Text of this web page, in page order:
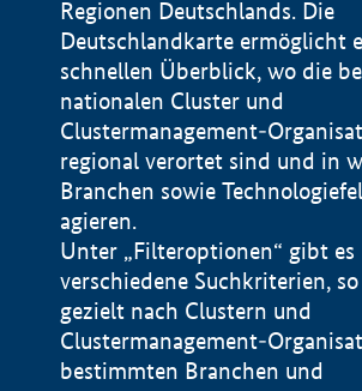
Regionen Deutschlands. Die
Deutschlandkarte ermöglicht
schnellen Überblick, wo die
nationalen Cluster und
Clustermanagement-
regional verortet sind und in
Branchen sowie
agieren.
Unter „Filteroptionen“ gibt es
verschiedene Suchkriterien, so
gezielt nach Clustern und
Clustermanagement-
bestimmten Branchen und
Impressum
Datenschutzerklärung
BMWE, 2026 ©
100 km © Geobasis-DE / BKG 2015